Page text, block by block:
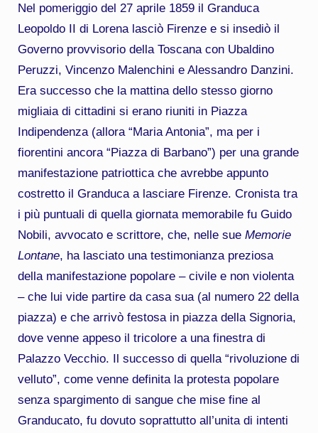
Nel pomeriggio del 27 aprile 1859 il Granduca
Leopoldo II di Lorena lasciò Firenze e si insediò il
Governo provvisorio della Toscana con Ubaldino
Peruzzi, Vincenzo Malenchini e Alessandro Danzini.
Era successo che la mattina dello stesso giorno
migliaia di cittadini si erano riuniti in Piazza
Indipendenza (allora “Maria Antonia”, ma per i
fiorentini ancora “Piazza di Barbano”) per una grande
manifestazione patriottica che avrebbe appunto
costretto il Granduca a lasciare Firenze. Cronista tra
i più puntuali di quella giornata memorabile fu Guido
Nobili, avvocato e scrittore, che, nelle sue Memorie
Lontane, ha lasciato una testimonianza preziosa
della manifestazione popolare – civile e non violenta
– che lui vide partire da casa sua (al numero 22 della
piazza) e che arrivò festosa in piazza della Signoria,
dove venne appeso il tricolore a una finestra di
Palazzo Vecchio. Il successo di quella “rivoluzione di
velluto”, come venne definita la protesta popolare
senza spargimento di sangue che mise fine al
Granducato, fu dovuto soprattutto all’unita di intenti